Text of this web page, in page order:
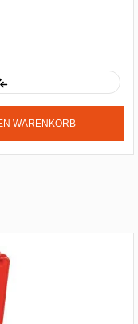
WARENKORB